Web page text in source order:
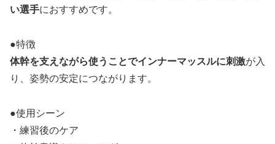
い選手におすすめです。
●特徴
体幹を支えながら使うことでインナーマッスルに刺激が入
り、姿勢の安定につながります。
●使用シーン
・練習後のケア